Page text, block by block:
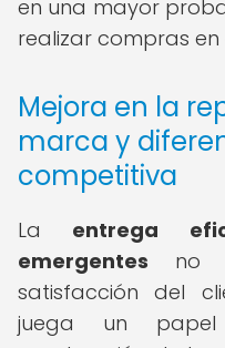
en una mayor
realizar compras en
Mejora en la
marca y
competitiva
La entrega
emergentes no
satisfacción del
juega un